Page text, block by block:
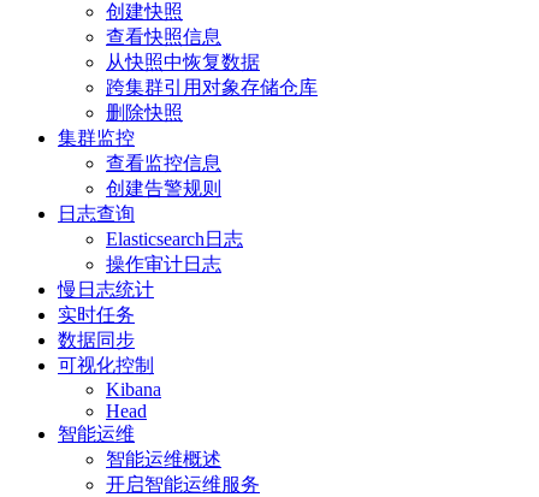
创建快照
查看快照信息
从快照中恢复数据
跨集群引用对象存储仓库
删除快照
集群监控
查看监控信息
创建告警规则
日志查询
Elasticsearch日志
操作审计日志
慢日志统计
实时任务
数据同步
可视化控制
Kibana
Head
智能运维
智能运维概述
开启智能运维服务